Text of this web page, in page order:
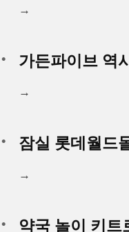
→
가든파이브 역
→
잠실 롯데월드
→
약국 놀이 키